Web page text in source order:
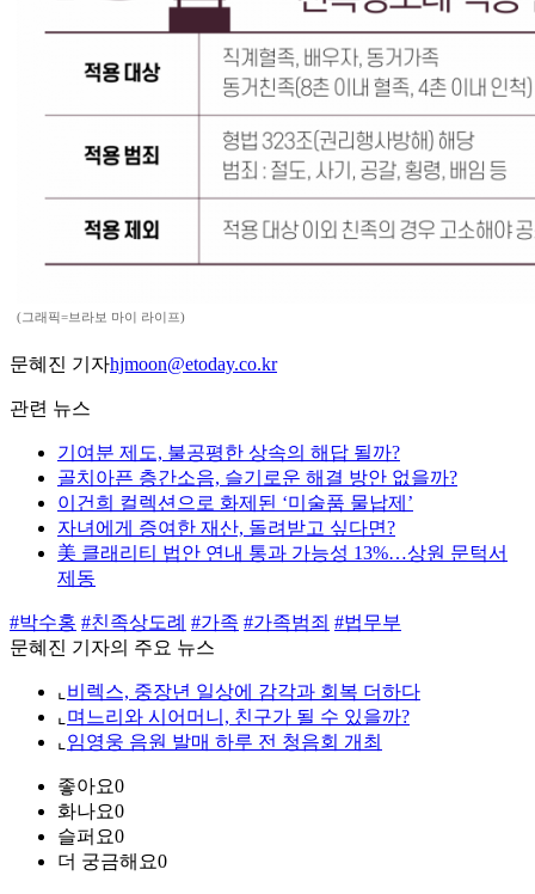
(그래픽=브라보 마이 라이프)
문혜진 기자hjmoon@etoday.co.kr
관련 뉴스
기여분 제도, 불공평한 상속의 해답 될까?
골치아픈 층간소음, 슬기로운 해결 방안 없을까?
이건희 컬렉션으로 화제된 ‘미술품 물납제’
자녀에게 증여한 재산, 돌려받고 싶다면?
美 클래리티 법안 연내 통과 가능성 13%…상원 문턱서
제동
#박수홍 #친족상도례 #가족 #가족범죄 #법무부
문혜진 기자의 주요 뉴스
⌞ 비렉스, 중장년 일상에 감각과 회복 더하다
⌞ 며느리와 시어머니, 친구가 될 수 있을까?
⌞ 임영웅 음원 발매 하루 전 청음회 개최
좋아요0
화나요0
슬퍼요0
더 궁금해요0